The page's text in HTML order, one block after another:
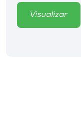
Editora
Visualizar